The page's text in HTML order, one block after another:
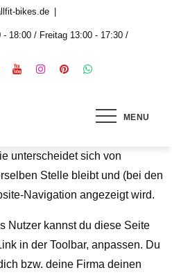
bikes.de
- 18:00 / Freitag 13:00 - 17:30 /
& E-Bikes
neu E-Bikes, Fahrräder & E-
MENU
unterscheidet sich von
Stelle bleibt und (bei den
Navigation angezeigt wird.
Nutzer kannst du diese Seite
in der Toolbar, anpassen. Du
bzw. deine Firma deinen